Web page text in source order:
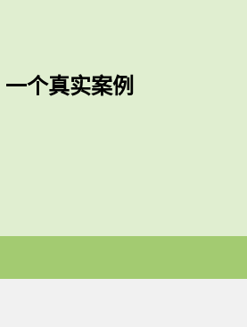
个真实案例